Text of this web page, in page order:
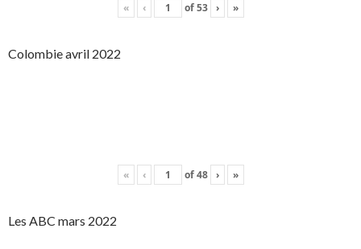
« ‹ of53 › »
Colombie avril 2022
« ‹ of48 › »
Les ABC mars 2022